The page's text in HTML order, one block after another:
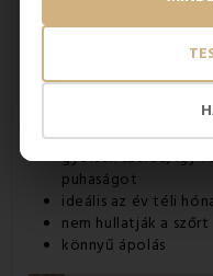
ágyneműnek
egy meleg kis kuckóvá
A mikrofleece
az ágynemű
értékelni fogja
gyorsan szárad, így
puhaságot
ideális az év téli
nem hullatják a szőrt
könnyű ápolás